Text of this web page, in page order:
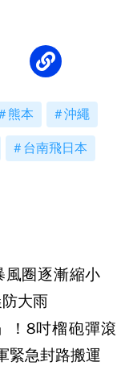
熊本 沖繩
台南飛日本
風圈逐漸縮小
大雨
！8吋榴砲彈滾
緊急封路搬運